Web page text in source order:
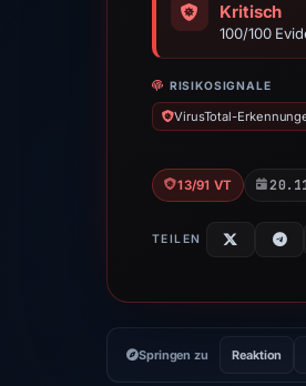
Kritisch
100/100
RISIKOSIGNALE
VirusTotal-
13/91 VT
TEILEN
Springen zu Reaktion